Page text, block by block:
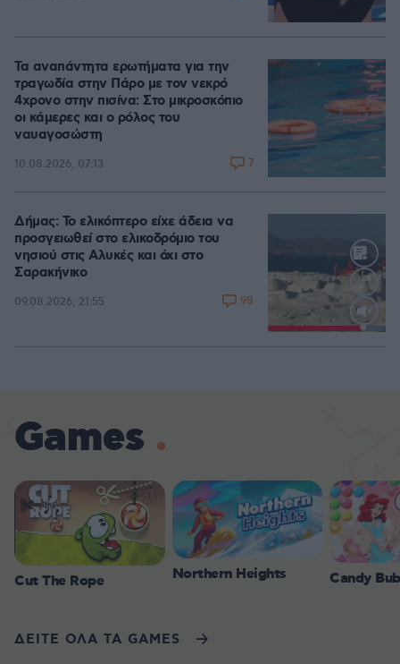
Τα αναπάντητα ερωτήματα για την
τραγωδία στην Πάρο με τον νεκρό
4χρονο στην πισίνα: Στο μικροσκόπιο
οι κάμερες και ο ρόλος του
ναυαγοσώστη
10.08.2026, 07:13 7
Loaded:
Δήμας: Το ελικόπτερο είχε άδεια να
προσγειωθεί στο ελικοδρόμιο του
νησιού στις Αλυκές και όχι στο
Σαρακήνικο
09.08.2026, 21:55 98
Games
Cut The Rope Northern Heights Candy
ΔΕΙΤΕ ΟΛΑ ΤΑ GAMES